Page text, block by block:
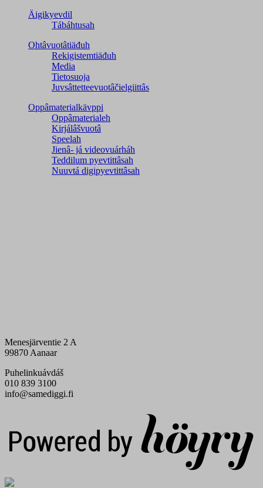
Äigikyevdil
Tábáhtusah
Ohtâvuotâtiäđuh
Rekigistemtiäđuh
Media
Tietosuoja
Juvsâttetteevuotâčielgiittâs
Oppâmaterialkävppi
Oppâmaterialeh
Kirjálâšvuotâ
Speelah
Jienâ- já videovuárháh
Teddilum pyevtittâsah
Nuuvtá digipyevtittâsah
Menesjärventie 2 A
99870 Aanaar
Puhelinkuávdáš
010 839 3100
info@samediggi.fi